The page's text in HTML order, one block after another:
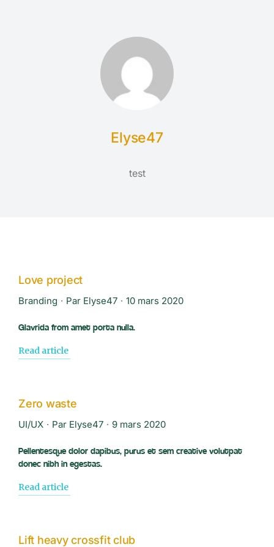
Elyse47
test
Love project
Branding Par Elyse47 10 mars 2020
Glavrida from amet porta nulla.
Read article
Zero waste
UI/UX Par Elyse47 9 mars 2020
Pellentesque dolor dapibus, purus et sem creative volutpat
donec nibh in egestas.
Read article
Lift heavy crossfit club